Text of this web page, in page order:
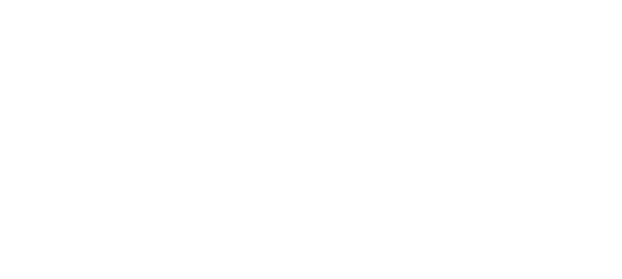
un bon thé ?
un bon thé, il convient de respecter les délais d'infusion qui varient de
de minutes. Par conséquent, les temps et la température d'infusion requis
par exemple le thé vert qui sera votre allié minceur et qui préserve
Sachez que le